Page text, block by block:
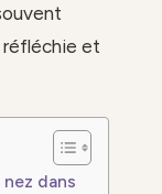
réfléchie et
dans